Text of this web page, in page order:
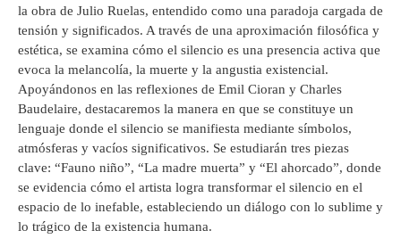
la obra de Julio Ruelas, entendido como una paradoja cargada de
tensión y significados. A través de una aproximación filosófica y
estética, se examina cómo el silencio es una presencia activa que
evoca la melancolía, la muerte y la angustia existencial.
Apoyándonos en las reflexiones de Emil Cioran y Charles
Baudelaire, destacaremos la manera en que se constituye un
lenguaje donde el silencio se manifiesta mediante símbolos,
atmósferas y vacíos significativos. Se estudiarán tres piezas
clave: “Fauno niño”, “La madre muerta” y “El ahorcado”, donde
se evidencia cómo el artista logra transformar el silencio en el
espacio de lo inefable, estableciendo un diálogo con lo sublime y
lo trágico de la existencia humana.